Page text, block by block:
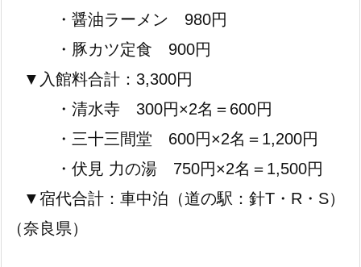
・醤油ラーメン 980円
・豚カツ定食 900円
▼入館料合計：3,300円
・清水寺 300円×2名＝600円
・三十三間堂 600円×2名＝1,200円
・伏見 力の湯 750円×2名＝1,500円
▼宿代合計：車中泊（道の駅：針T・R・S）
（奈良県）